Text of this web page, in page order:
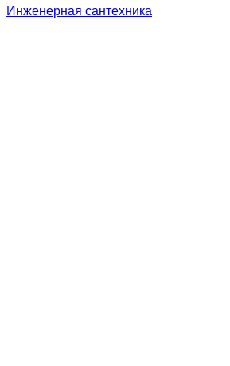
Инженерная сантехника